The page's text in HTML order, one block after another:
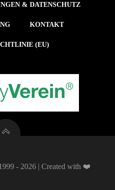
& DATENSCHUTZ
KONTAKT
(EU)
- 2026 | Created with ❤️